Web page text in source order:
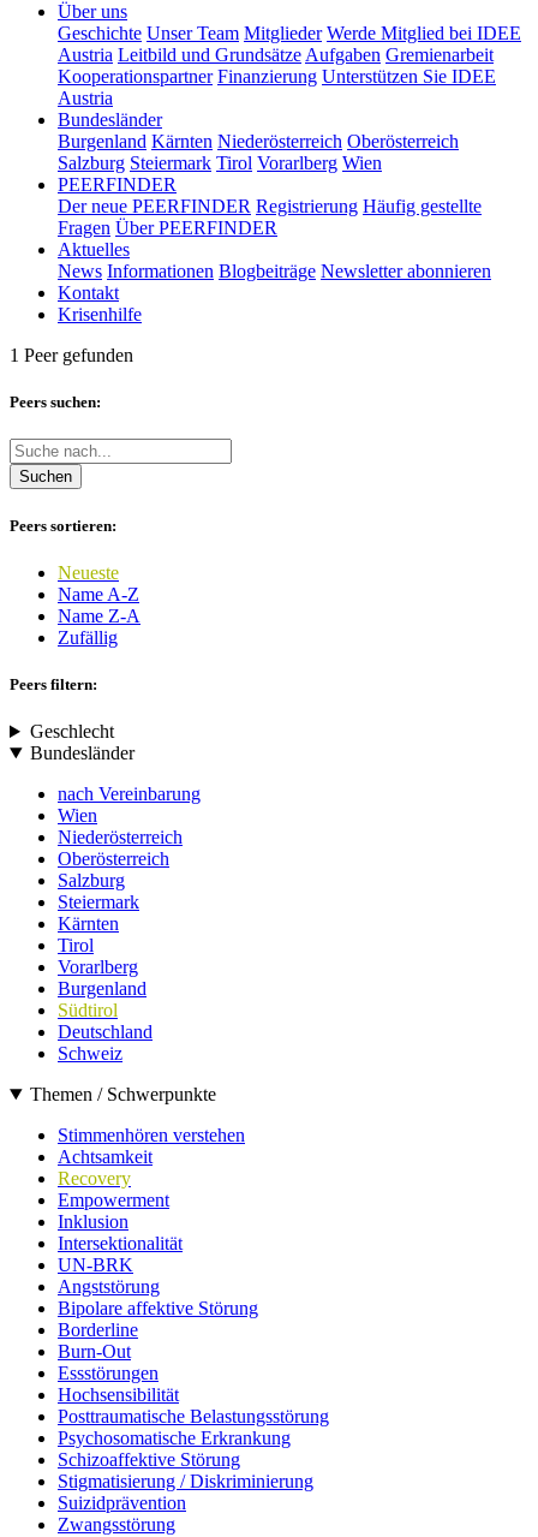
Über uns
Geschichte Unser Team Mitglieder Werde Mitglied bei IDEE
Austria Leitbild und Grundsätze Aufgaben Gremienarbeit
Kooperationspartner Finanzierung Unterstützen Sie IDEE
Austria
Bundesländer
Burgenland Kärnten Niederösterreich Oberösterreich
Salzburg Steiermark Tirol Vorarlberg Wien
PEERFINDER
Der neue PEERFINDER Registrierung Häufig gestellte
Fragen Über PEERFINDER
Aktuelles
News Informationen Blogbeiträge Newsletter abonnieren
Kontakt
Krisenhilfe
1 Peer gefunden
Peers suchen:
Suchen
Peers sortieren:
Neueste
Name A-Z
Name Z-A
Zufällig
Peers filtern:
Geschlecht
Bundesländer
nach Vereinbarung
Wien
Niederösterreich
Oberösterreich
Salzburg
Steiermark
Kärnten
Tirol
Vorarlberg
Burgenland
Südtirol
Deutschland
Schweiz
Themen / Schwerpunkte
Stimmenhören verstehen
Achtsamkeit
Recovery
Empowerment
Inklusion
Intersektionalität
UN-BRK
Angststörung
Bipolare affektive Störung
Borderline
Burn-Out
Essstörungen
Hochsensibilität
Posttraumatische Belastungsstörung
Psychosomatische Erkrankung
Schizoaffektive Störung
Stigmatisierung / Diskriminierung
Suizidprävention
Zwangsstörung